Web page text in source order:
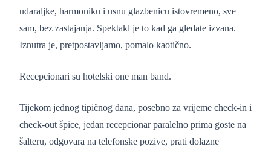
udaraljke, harmoniku i usnu glazbenicu istovremeno, sve
sam, bez zastajanja. Spektakl je to kad ga gledate izvana.
Iznutra je, pretpostavljamo, pomalo kaotično.
Recepcionari su hotelski one man band.
Tijekom jednog tipičnog dana, posebno za vrijeme check-in i
check-out špice, jedan recepcionar paralelno prima goste na
šalteru, odgovara na telefonske pozive, prati dolazne